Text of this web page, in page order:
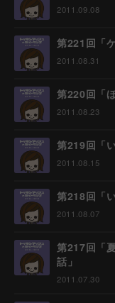
2011.09.08
第221回「
2011.08.31
第220回「
2011.08.23
第219回「
2011.08.15
第218回「
2011.08.07
第217回「
話」
2011.07.30